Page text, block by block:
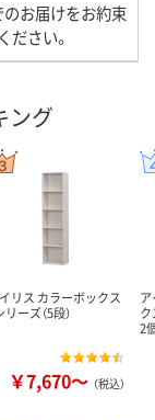
のお届けをお約束
さい。
ング
リス カラーボックス
リーズ（5段）
￥7,670～ （税込）
2